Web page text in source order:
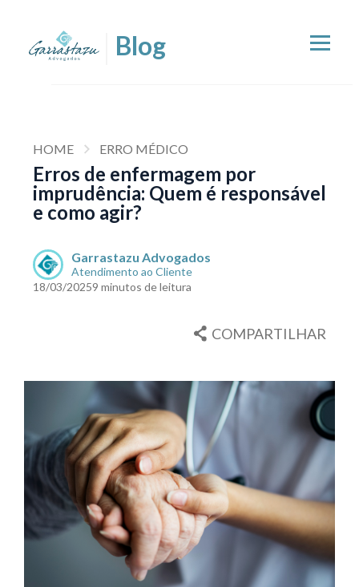
HOME ERRO MÉDICO
Erros de enfermagem por
imprudência: Quem é responsável
e como agir?
Garrastazu Advogados
Atendimento ao Cliente
18/03/20259 minutos de leitura
COMPARTILHAR